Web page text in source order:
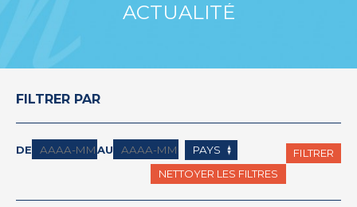
ACTUALITÉ
FILTRER PAR
DE AU
FILTRER
NETTOYER LES FILTRES